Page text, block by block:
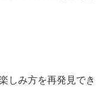
しみ方を再発見でき